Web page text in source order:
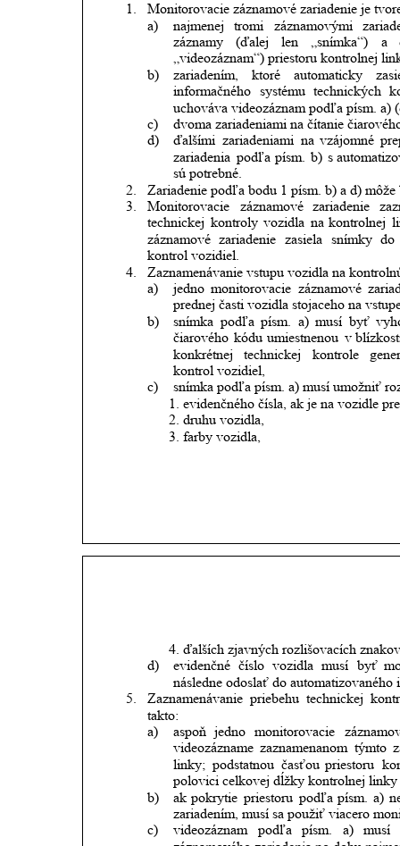
1.
Monitorovacie záznamové zariadenie je
a)
najmenej tromi záznamovými
záznamy
(ďalej len „snímka“) a
„videozáznam“) priestoru kontrolnej
b)
zariadením, ktoré automaticky
informačného systému technických
uchováva videozáznam podľa písm. a)
c)
dvoma zariadeniami na čítanie
d)
ďalšími zariadeniami na vzájomné
zariadenia podľa písm. b) s
sú potrebné.
2.
Zariadenie podľa bodu 1 písm. b) a d)
3.
Monitorovacie záznamové zariadenie
technickej kontroly vozidla na kontrolnej
záznamové zariadenie zasiela snímky do
kontrol vozidiel.
4.
Zaznamenávanie vstupu vozidla na
a)
jedno monitorovacie záznamové
prednej časti vozidla stojaceho na
b)
snímka podľa písm. a) musí byť
čiarového kódu umiestnenou v
konkrétnej
technickej kontrole
kontrol vozidiel,
c)
snímka podľa písm. a) musí umožniť
1. evidenčného čísla, ak je na vozidle
2. druhu vozidla,
3. farby vozidla,
4. ďalších zjavných rozlišovacích
d)
evidenčné číslo vozidla musí byť
následne odoslať do
5.
Zaznamenávanie priebehu technickej
takto:
a)
aspoň jedno monitorovacie
videozázname zaznamenanom týmto
linky; podstatnou časťou priestoru
polovici celkovej dĺžky kontrolnej linky
b)
ak pokrytie priestoru podľa písm. a)
zariadením, musí sa použiť viacero
c)
videozáznam podľa písm. a)
musí